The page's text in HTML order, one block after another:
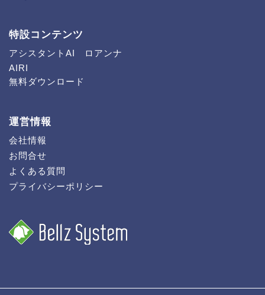
特設コンテンツ
アシスタントAI ロアンナ
AIRI
無料ダウンロード
運営情報
会社情報
お問合せ
よくある質問
プライバシーポリシー